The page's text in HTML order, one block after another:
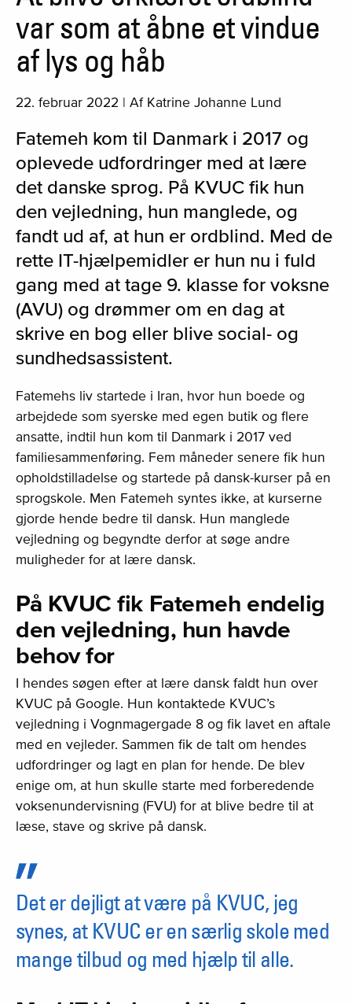
var som at åbne et vindue
af lys og håb
22. februar 2022 | Af Katrine Johanne Lund
Fatemeh kom til Danmark i 2017 og
oplevede udfordringer med at lære
det danske sprog. På KVUC fik hun
den vejledning, hun manglede, og
fandt ud af, at hun er ordblind. Med de
rette IT-hjælpemidler er hun nu i fuld
gang med at tage 9. klasse for voksne
(AVU) og drømmer om en dag at
skrive en bog eller blive social- og
sundhedsassistent.
Fatemehs liv startede i Iran, hvor hun boede og
arbejdede som syerske med egen butik og flere
ansatte, indtil hun kom til Danmark i 2017 ved
familiesammenføring. Fem måneder senere fik hun
opholdstilladelse og startede på dansk-kurser på en
sprogskole. Men Fatemeh syntes ikke, at kurserne
gjorde hende bedre til dansk. Hun manglede
vejledning og begyndte derfor at søge andre
muligheder for at lære dansk.
På KVUC fik Fatemeh endelig
den vejledning, hun havde
behov for
I hendes søgen efter at lære dansk faldt hun over
KVUC på Google. Hun kontaktede KVUC’s
vejledning i Vognmagergade 8 og fik lavet en aftale
med en vejleder. Sammen fik de talt om hendes
udfordringer og lagt en plan for hende. De blev
enige om, at hun skulle starte med forberedende
voksenundervisning (FVU) for at blive bedre til at
læse, stave og skrive på dansk.
Det er dejligt at være på KVUC, jeg
synes, at KVUC er en særlig skole med
mange tilbud og med hjælp til alle.